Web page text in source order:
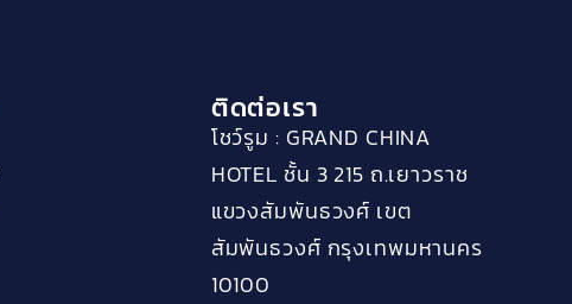
ติดต่อเรา
โชว์รูม : GRAND CHINA
HOTEL ชั้น 3 215 ถ.เยาวราช
แขวงสัมพันธวงศ์ เขต
สัมพันธวงศ์ กรุงเทพมหานคร
10100